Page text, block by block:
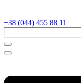
+38 (044) 455 88 11